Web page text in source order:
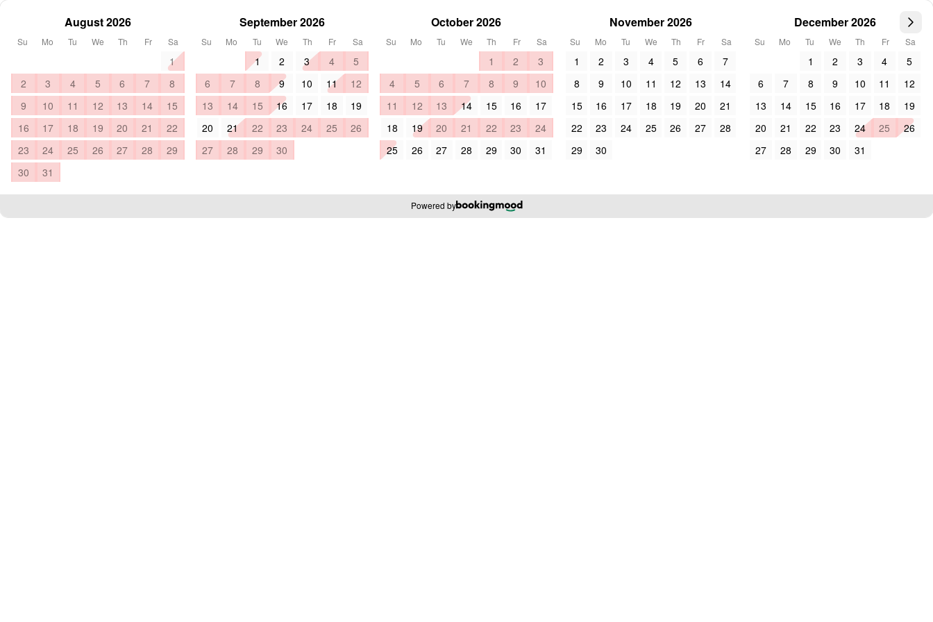
August 2026
Su Mo Tu We Th Fr Sa
1
2
3 4 5 6 7
8
9
10 11 12 13 14
15
16
17 18 19 20 21
22
23
24 25 26 27 28
29
30
31
September 2026
Su Mo Tu We Th Fr Sa
1 2 3 4
5
6
7 8 9 10 11
12
13
14 15 16 17 18
19
20
21 22 23 24 25
26
27
28 29 30
October 2026
Su Mo Tu We Th Fr Sa
1 2
3
4
5 6 7 8 9
10
11
12 13 14 15 16
17
18
19 20 21 22 23
24
25
26 27 28 29 30 31
November 2026
Su Mo Tu We Th Fr Sa
1 2 3 4 5 6
7
8
9 10 11 12 13
14
15
16 17 18 19 20
21
22
23 24 25 26 27
28
29
30
December 2026
Su Mo Tu We Th Fr Sa
1 2 3 4
5
6
7 8 9 10 11
12
13
14 15 16 17 18
19
20
21 22 23 24 25
26
27
28 29 30 31
Powered by